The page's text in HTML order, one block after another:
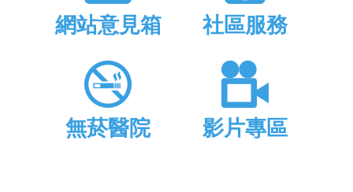
網站意見箱 社區服務
無菸醫院 影片專區